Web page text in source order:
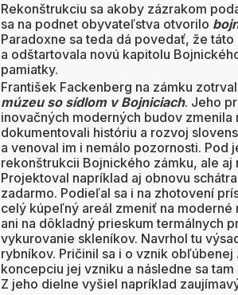
Rekonštrukciu sa akoby zázrakom
sa na podnet obyvateľstva otvorilo
Paradoxne sa teda dá povedať, že
a odštartovala novú kapitolu
pamiatky.
František Fackenberg na zámku
múzeu so sídlom v Bojniciach. Jeho
inovačných moderných budov
dokumentovali históriu a rozvoj
a venoval im i nemálo pozornosti. Pod
rekonštrukcii Bojnického zámku, ale aj
Projektoval napríklad aj obnovu
zadarmo. Podieľal sa i na zhotovení
celý kúpeľný areál zmeniť na
ani na dôkladný prieskum termálnych
vykurovanie skleníkov. Navrhol tu
rybníkov. Pričinil sa i o vznik obľúbenej
koncepciu jej vzniku a následne sa
Z jeho dielne vyšiel napríklad